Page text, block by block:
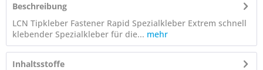
Beschreibung
LCN Tipkleber Fastener Rapid Spezialkleber Extrem schnell
klebender Spezialkleber für die... mehr
Inhaltsstoffe